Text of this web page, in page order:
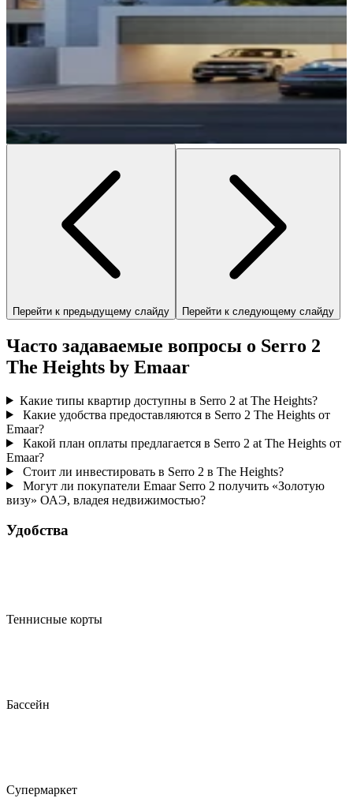
Перейти к предыдущему слайду Перейти к следующему слайду
Часто задаваемые вопросы о Serro 2
The Heights by Emaar
Какие типы квартир доступны в Serro 2 at The Heights?
Какие удобства предоставляются в Serro 2 The Heights от
Emaar?
Какой план оплаты предлагается в Serro 2 at The Heights от
Emaar?
Стоит ли инвестировать в Serro 2 в The Heights?
Могут ли покупатели Emaar Serro 2 получить «Золотую
визу» ОАЭ, владея недвижимостью?
Удобства
Теннисные корты
Бассейн
Супермаркет